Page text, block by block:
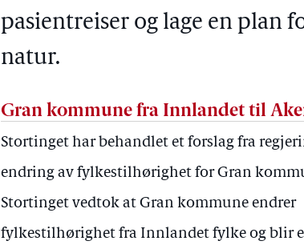
pasientreiser og lage en plan
natur.
Gran kommune fra Innlandet til
Stortinget har behandlet et forslag fra
endring av fylkestilhørighet for Gran
Stortinget vedtok at Gran kommune endrer
fylkestilhørighet fra Innlandet fylke og blir